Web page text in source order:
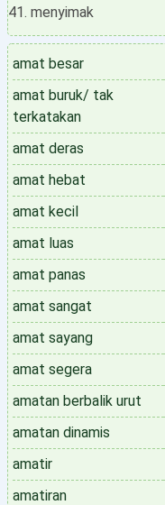
menyimak
amat besar
amat buruk/ tak
terkatakan
amat deras
amat hebat
amat kecil
amat luas
amat panas
amat sangat
amat sayang
amat segera
amatan berbalik urut
amatan dinamis
amatir
amatiran